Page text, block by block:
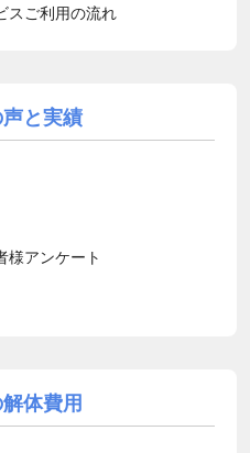
スご利用の流れ
と実績
様アンケート
体費用